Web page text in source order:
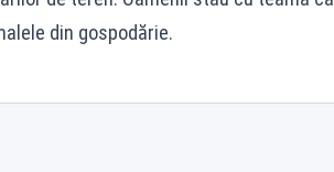
din gospodărie.